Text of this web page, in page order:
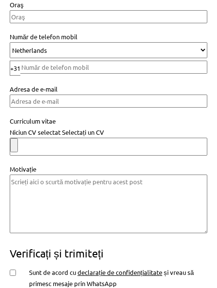
Oraş
Număr de telefon mobil
+31
Adresa de e-mail
Curriculum vitae
Niciun CV selectatSelectați un CV
Motivație
Verificați și trimiteți
Sunt de acord cudeclarație de confidențialitateși vreau să
primesc mesaje prin WhatsApp